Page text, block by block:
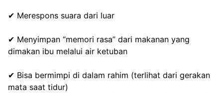
✔ Merespons suara dari luar
✔ Menyimpan “memori rasa” dari makanan yang
dimakan ibu melalui air ketuban
✔ Bisa bermimpi di dalam rahim (terlihat dari gerakan
mata saat tidur)